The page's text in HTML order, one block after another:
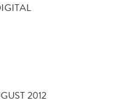
2012